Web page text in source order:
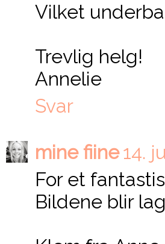
Vilket
Trevlig helg!
Annelie
Svar
mine fiine14.
For et
Bildene blir